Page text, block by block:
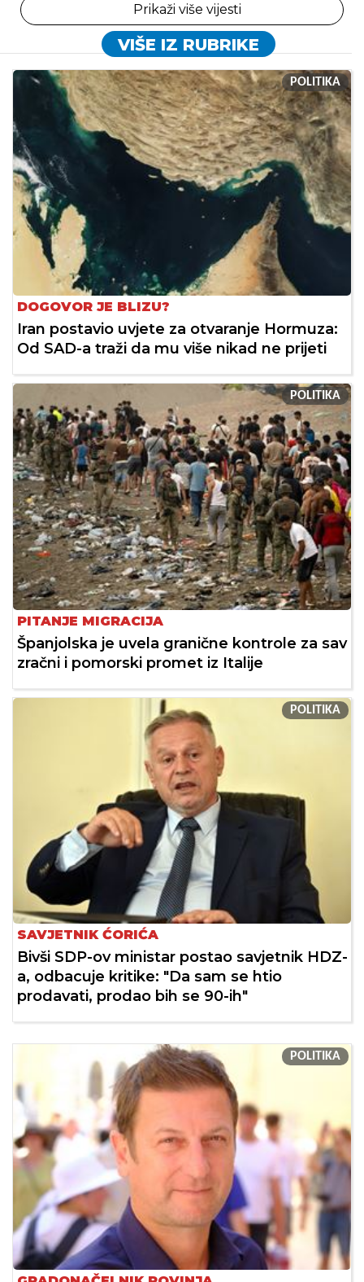
Prikaži više vijesti
VIŠE IZ RUBRIKE
POLITIKA
DOGOVOR JE BLIZU?
Iran postavio uvjete za otvaranje Hormuza:
Od SAD-a traži da mu više nikad ne prijeti
POLITIKA
PITANJE MIGRACIJA
Španjolska je uvela granične kontrole za sav
zračni i pomorski promet iz Italije
POLITIKA
SAVJETNIK ĆORIĆA
Bivši SDP-ov ministar postao savjetnik HDZ-
a, odbacuje kritike: "Da sam se htio
prodavati, prodao bih se 90-ih"
POLITIKA